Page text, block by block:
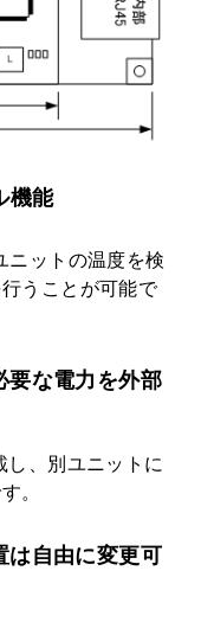
機能
ットの温度を検
うことが可能で
要な電力を外部
、別ユニットに
。
は自由に変更可